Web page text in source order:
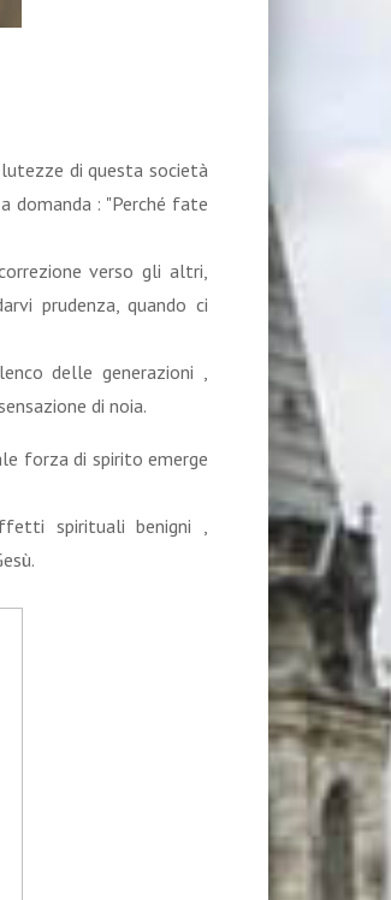
di questa società
domanda : "Perché fate
verso gli altri,
prudenza, quando ci
delle generazioni ,
di noia.
forza di spirito emerge
spirituali benigni ,